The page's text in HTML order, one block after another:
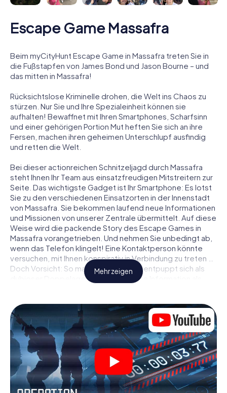
Escape Game Massafra
Beim myCityHunt Escape Game in Massafra treten Sie in
die Fußstapfen von James Bond und Jason Bourne – und
das mitten in Massafra!
Rücksichtslose Kriminelle drohen, die Welt ins Chaos zu
stürzen. Nur Sie und Ihre Spezialeinheit können sie
aufhalten! Bewaffnet mit Ihren Smartphones, Scharfsinn
und einer gehörigen Portion Mut heften Sie sich an ihre
Fersen, machen ihren geheimen Unterschlupf ausfindig
und retten die Welt.
Bei dieser actionreichen Schnitzeljagd durch Massafra
steht Ihnen Ihr Team aus einsatzfreudigen Mitstreitern zur
Seite. Das wichtigste Gadget ist Ihr Smartphone: Es lotst
Sie zu den verschiedenen Einsatzorten in der Innenstadt
von Massafra. Sie bekommen laufend neue Informationen
und Missionen von unserer Zentrale übermittelt. Auf diese
Weise wird die packende Story des Escape Games in
Massafra vorangetrieben. Und nehmen Sie unbedingt ab,
wenn das Telefon klingelt! Eine Kontaktperson könnte
versuchen, mit Ihnen konspirativ in Verbindung zu treten …
Doch Vorsicht: So mancher Informant entpuppt sich als
dubioser Doppelagent und so manche Information als
Sie niemandem!
Anders als in einem klassischen Escape Room in Massafra
sind Sie also nicht in ein Zimmer eingesperrt, aus dem Sie
sich in einem vorgegebenen Zeitfenster befreien
müssen. Diese Smartphone Schnitzeljagd erklärt ganz
Massafra zu Ihrem persönlichen Spielfeld! Die technische
Voraussetzung für Ihr Agentenabenteuer in Massafra: Ein
Smartphone mit Zugang ins mobile Internet. Per Klick
Mehr zeigen